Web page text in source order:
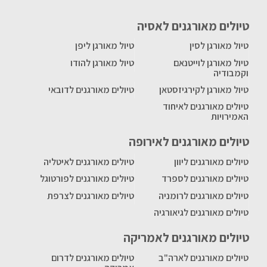
טיולים מאורגנים לאסיה
טיול מאורגן לסין
טיול מאורגן ליפן
טיול מאורגן לוייטנאם
וקמבודיה
טיול מאורגן להודו
טיול מאורגן לקירגיזסטאן
טיולים מאורגנים לדובאי
טיולים מאורגנים לאיחוד
האמירויות
טיולים מאורגנים לאירופה
טיולים מאורגנים ליוון
טיולים מאורגנים לאיטליה
טיולים מאורגנים לספרד
טיולים מאורגנים לפורטוגל
טיולים מאורגנים לרומניה
טיולים מאורגנים לצרפת
טיולים מאורגנים לגיאורגיה
טיולים מאורגנים לאמריקה
טיולים מאורגנים לארה"ב
טיולים מאורגנים לדרום